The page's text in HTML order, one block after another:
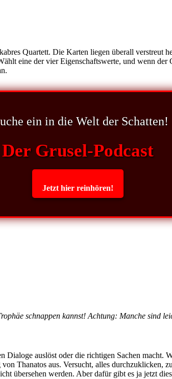
Quartett. Die Karten liegen überall
eine der vier Eigenschaftswerte, und wenn
ein in die Welt der Schatten!
Der Grusel-Podcast
Jetzt hier reinhören!
schnappen kannst! Achtung: Manche sind
auslöst oder die richtigen Sachen macht.
Thanatos aus. Versucht, alles durchzuklicken,
übersehen werden. Aber dafür gibt es ja jetzt